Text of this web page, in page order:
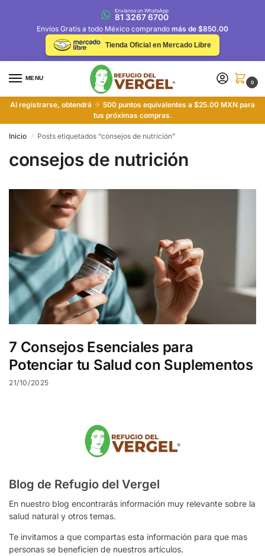
Envíanos un WhatsApp
81 3267 6700
Envíos Gratis a todo México comprando más de $850.00
Tienda Oficial en Mercado Libre
MENU
0
Al registrarse, obtendrá
500 puntos equivalentes a $25.00 MXN para
tus próximas compras.
Inicio / Posts etiquetados “consejos de nutrición”
consejos de nutrición
7 Consejos Esenciales para
Potenciar tu Salud con Suplementos
21/10/2025
Blog de Refugio del Vergel
En nuestro blog encontrarás información muy relevante sobre la
salud natural y otros temas.
Te invitamos a que compartas esta información para que mas
personas se beneficien de nuestros artículos.